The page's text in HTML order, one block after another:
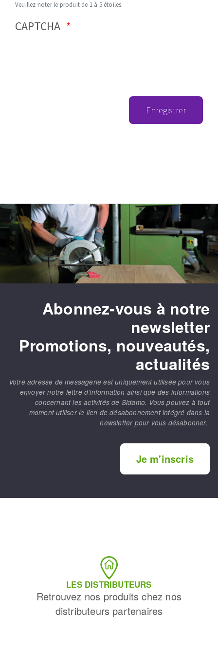
Veuillez noter le produit de 1 à 5 étoiles.
CAPTCHA
Enregistrer
Abonnez-vous à notre
newsletter
Promotions, nouveautés,
actualités
Votre adresse de messagerie est uniquement utilisée pour vous
envoyer notre lettre d’information ainsi que des informations
concernant les activités de Sidamo. Vous pouvez à tout
moment utiliser le lien de désabonnement intégré dans la
newsletter pour vous désabonner.
Je m'inscris
LES DISTRIBUTEURS
Retrouvez nos produits chez nos
distributeurs partenaires